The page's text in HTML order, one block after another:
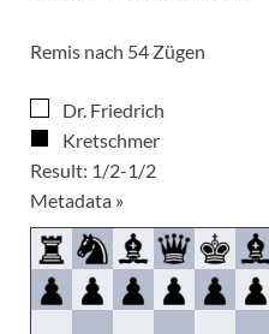
Remis nach 54 Zügen
Dr. Friedrich
Kretschmer
Result: 1/2-1/2
Metadata »